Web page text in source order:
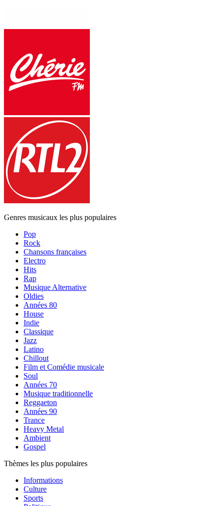
Genres musicaux les plus populaires
Pop
Rock
Chansons françaises
Electro
Hits
Rap
Musique Alternative
Oldies
Années 80
House
Indie
Classique
Jazz
Latino
Chillout
Film et Comédie musicale
Soul
Années 70
Musique traditionnelle
Reggaeton
Années 90
Trance
Heavy Metal
Ambient
Gospel
Thèmes les plus populaires
Informations
Culture
Sports